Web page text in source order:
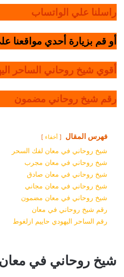
راسلنا علي الواتساب
أو قم بزيارة أحدي مواقعنا
أقوي شيخ روحاني الساحر
رقم شيخ روحاني مضمون
فهرس المقال أخفاء
شيخ روحاني في معان لفك السحر
شيخ روحاني في معان مجرب
شيخ روحاني في معان صادق
شيخ روحاني في معان مجاني
شيخ روحاني في معان مضمون
رقم شيخ روحاني في معان
رقم الساحر اليهودي حاييم ازلغوط
شيخ روحاني في